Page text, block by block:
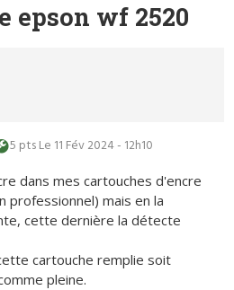
epson wf 2520
5 ptsLe 11 Fév 2024 - 12h10
dans mes cartouches d'encre
professionnel) mais en la
cette dernière la détecte
cartouche remplie soit
pleine.